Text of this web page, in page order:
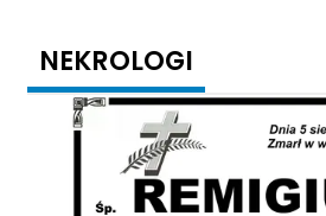
NEKROLOGI